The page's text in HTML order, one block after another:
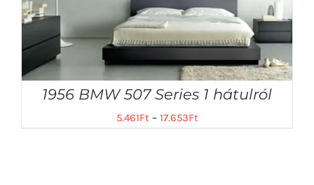
1956 BMW 507 Series 1 hátulról
5.461Ft– 17.653Ft